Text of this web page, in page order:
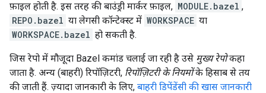
फ़ाइल होती है. इस तरह की बाउंड्री मार्कर फ़ाइल, MODULE.bazel ,
REPO.bazel या लेगसी कॉन्टेक्स्ट में WORKSPACE या
WORKSPACE.bazel हो सकती है.
जिस रेपो में मौजूदा Bazel कमांड चलाई जा रही है उसे मुख्य रेपोकहा
जाता है. अन्य (बाहरी) रिपॉज़िटरी, रिपॉज़िटरी के नियमोंके हिसाब से तय
की जाती हैं. ज़्यादा जानकारी के लिए, बाहरी डिपेंडेंसी की खास जानकारी